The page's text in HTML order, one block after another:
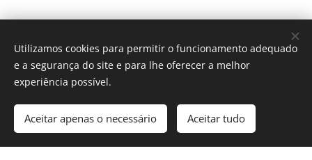
Utilizamos cookies para permitir o funcionamento adequado
e a segurança do site e para lhe oferecer a melhor
experiência possível.
Aceitar apenas o necessário Aceitar tudo